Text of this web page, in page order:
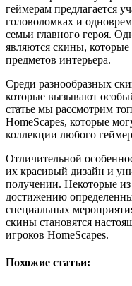
геймерам предлагается
головоломках и
семьи главного героя.
являются скины,
предметов интерьера.
Среди разнообразных
которые вызывают
статье мы рассмотрим
HomeScapes, которые
коллекции любого
Отличительной
их красивый дизайн и
получении. Некоторые
достижению
специальных
скины становятся
игроков HomeScapes.
Похожие статьи: